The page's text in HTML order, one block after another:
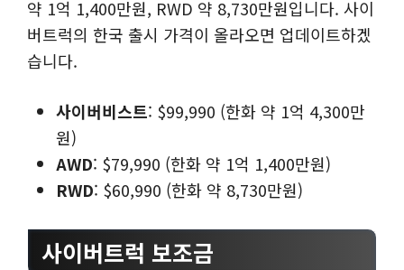
약 1억 1,400만원, RWD 약 8,730만원입니다. 사이
버트럭의 한국 출시 가격이 올라오면 업데이트하겠
습니다.
사이버비스트: $99,990 (한화 약 1억 4,300만
원)
AWD: $79,990 (한화 약 1억 1,400만원)
RWD: $60,990 (한화 약 8,730만원)
사이버트럭 보조금